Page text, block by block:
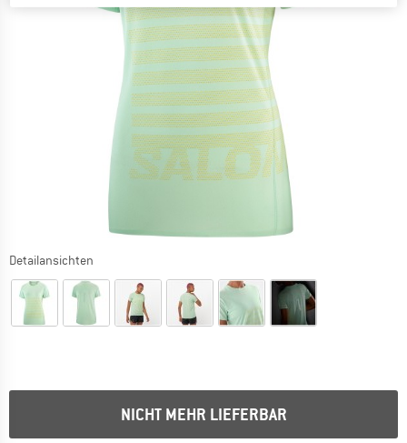
Detailansichten
NICHT MEHR LIEFERBAR